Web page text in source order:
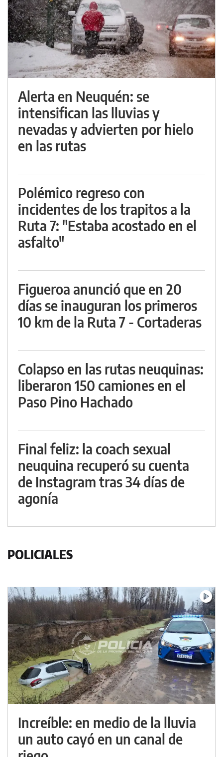
Alerta en Neuquén: se
intensifican las lluvias y
nevadas y advierten por hielo
en las rutas
Polémico regreso con
incidentes de los trapitos a la
Ruta 7: "Estaba acostado en el
asfalto"
Figueroa anunció que en 20
días se inauguran los primeros
10 km de la Ruta 7 - Cortaderas
Colapso en las rutas neuquinas:
liberaron 150 camiones en el
Paso Pino Hachado
Final feliz: la coach sexual
neuquina recuperó su cuenta
de Instagram tras 34 días de
agonía
POLICIALES
Increíble: en medio de la lluvia
un auto cayó en un canal de